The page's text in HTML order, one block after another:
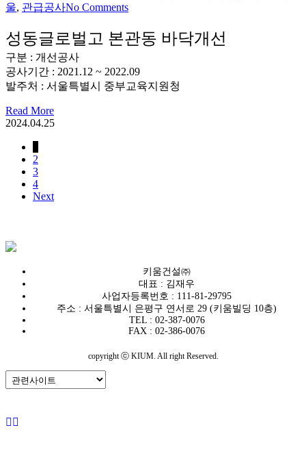
울, 관급공사No Comments
성동글로벌고 본관동 바닥개선
구분 : 개선공사
공사기간 : 2021.12 ~ 2022.09
발주처 : 서울특별시 중부교육지원청
Read More
2024.04.25
2
3
4
Next
키움건설㈜
대표 : 김재우
사업자등록번호 : 111-81-29795
주소 : 서울특별시 은평구 연서로 29 (키움빌딩 10층)
TEL : 02-387-0076
FAX : 02-386-0076
copyright ⓒ KIUM. All right Reserved.